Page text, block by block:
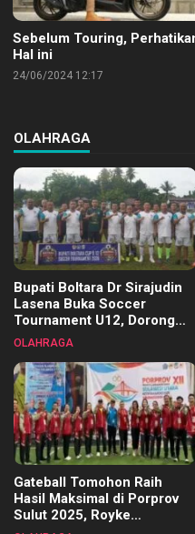
Sebelum Touring,
Hal ini
24/06/2024 12:17
OLAHRAGA
Bupati Boltara Dr Sirajudin
Lasena Buka Soccer
Tournament U12, Dorong
Pembinaan Merata di Setiap
OLAHRAGA
Gateball Tomohon Raih
Hasil Maksimal di Porprov
Sulut 2025, Royke